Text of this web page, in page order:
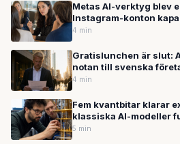
Metas AI-verktyg blev
Instagram-konton
lösenord
4 min
Gratislunchen är slut:
notan till svenska
4 min
Fem kvantbitar klarar
klassiska AI-modeller
med
5 min